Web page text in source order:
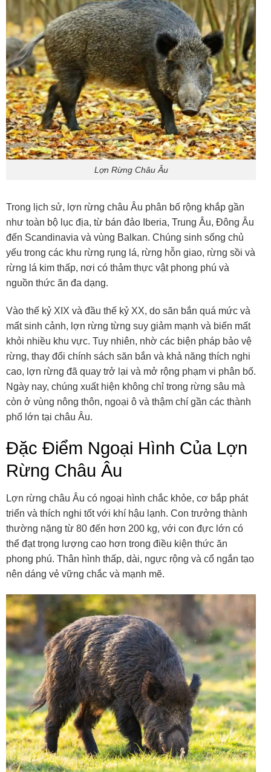
Lợn Rừng Châu Âu
Trong lịch sử, lợn rừng châu Âu phân bố rộng khắp gần
như toàn bộ lục địa, từ bán đảo Iberia, Trung Âu, Đông Âu
đến Scandinavia và vùng Balkan. Chúng sinh sống chủ
yếu trong các khu rừng rụng lá, rừng hỗn giao, rừng sồi và
rừng lá kim thấp, nơi có thảm thực vật phong phú và
nguồn thức ăn đa dạng.
Vào thế kỷ XIX và đầu thế kỷ XX, do săn bắn quá mức và
mất sinh cảnh, lợn rừng từng suy giảm mạnh và biến mất
khỏi nhiều khu vực. Tuy nhiên, nhờ các biện pháp bảo vệ
rừng, thay đổi chính sách săn bắn và khả năng thích nghi
cao, lợn rừng đã quay trở lại và mở rộng phạm vi phân bố.
Ngày nay, chúng xuất hiện không chỉ trong rừng sâu mà
còn ở vùng nông thôn, ngoại ô và thậm chí gần các thành
phố lớn tại châu Âu.
Đặc Điểm Ngoại Hình Của Lợn
Rừng Châu Âu
Lợn rừng châu Âu có ngoại hình chắc khỏe, cơ bắp phát
triển và thích nghi tốt với khí hậu lạnh. Con trưởng thành
thường nặng từ 80 đến hơn 200 kg, với con đực lớn có
thể đạt trọng lượng cao hơn trong điều kiện thức ăn
phong phú. Thân hình thấp, dài, ngực rộng và cổ ngắn tạo
nên dáng vẻ vững chắc và mạnh mẽ.